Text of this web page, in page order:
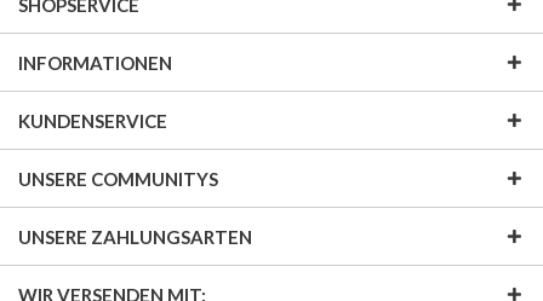
SHOPSERVICE
INFORMATIONEN
KUNDENSERVICE
UNSERE COMMUNITYS
UNSERE ZAHLUNGSARTEN
WIR VERSENDEN MIT: